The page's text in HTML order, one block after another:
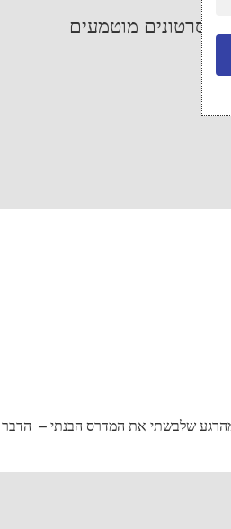
סרטונים מוטמעים
שלבשתי את המדרס הבנתי – הדבר